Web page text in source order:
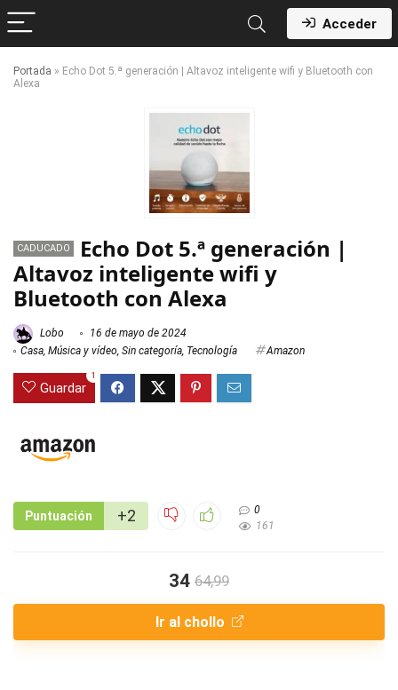
Acceder
Portada » Echo Dot 5.ª generación | Altavoz inteligente wifi y Bluetooth con
Alexa
CADUCADO
Echo Dot 5.ª generación |
Altavoz inteligente wifi y
Bluetooth con Alexa
Lobo
16 de mayo de 2024
Casa, Música y vídeo, Sin categoría, Tecnología Amazon
Guardar
1
Puntuación +2
0
161
34 64,99
Ir al chollo